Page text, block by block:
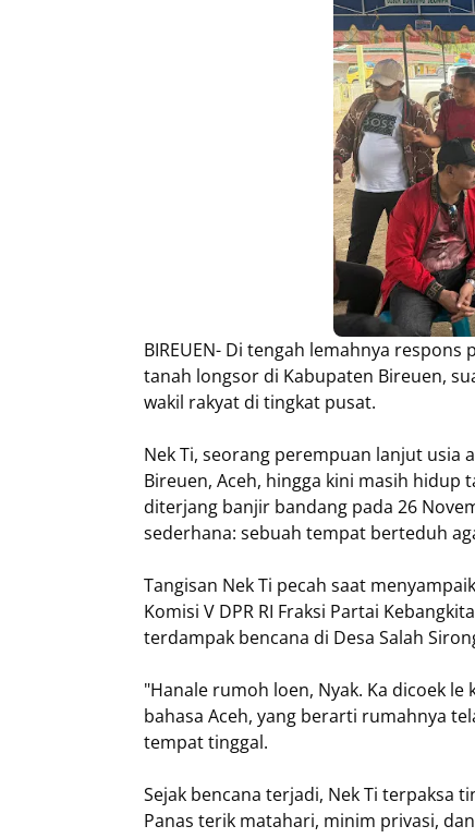
BIREUEN- Di tengah lemahnya
tanah longsor di Kabupaten Bireuen,
wakil rakyat di tingkat pusat.
Nek Ti, seorang perempuan lanjut usia
Bireuen, Aceh, hingga kini masih
diterjang banjir bandang pada 26
sederhana: sebuah tempat berteduh
Tangisan Nek Ti pecah saat
Komisi V DPR RI Fraksi Partai
terdampak bencana di Desa Salah
"Hanale rumoh loen, Nyak. Ka dicoek
bahasa Aceh, yang berarti rumahnya
tempat tinggal.
Sejak bencana terjadi, Nek Ti terpaksa
Panas terik matahari, minim privasi,